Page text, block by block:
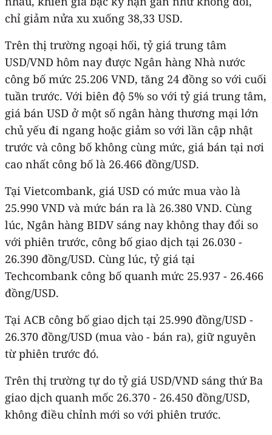
chỉ giảm nửa xu xuống 38,33 USD.
Trên thị trường ngoại hối, tỷ giá trung tâm
USD/VND hôm nay được Ngân hàng Nhà nước
công bố mức 25.206 VND, tăng 24 đồng so với cuối
tuần trước. Với biên độ 5% so với tỷ giá trung tâm,
giá bán USD ở một số ngân hàng thương mại lớn
chủ yếu đi ngang hoặc giảm so với lần cập nhật
trước và công bố không cùng mức, giá bán tại nơi
cao nhất công bố là 26.466 đồng/USD.
Tại Vietcombank, giá USD có mức mua vào là
25.990 VND và mức bán ra là 26.380 VND. Cùng
lúc, Ngân hàng BIDV sáng nay không thay đổi so
với phiên trước, công bố giao dịch tại 26.030 -
26.390 đồng/USD. Cùng lúc, tỷ giá tại
Techcombank công bố quanh mức 25.937 - 26.466
đồng/USD.
Tại ACB công bố giao dịch tại 25.990 đồng/USD -
26.370 đồng/USD (mua vào - bán ra), giữ nguyên
từ phiên trước đó.
Trên thị trường tự do tỷ giá USD/VND sáng thứ Ba
giao dịch quanh mốc 26.370 - 26.450 đồng/USD,
không điều chỉnh mới so với phiên trước.